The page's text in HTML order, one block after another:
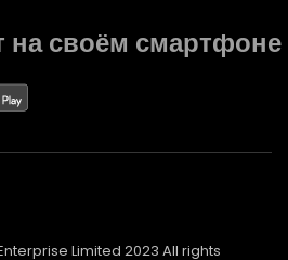
на своём смартфоне
Limited 2023 All rights